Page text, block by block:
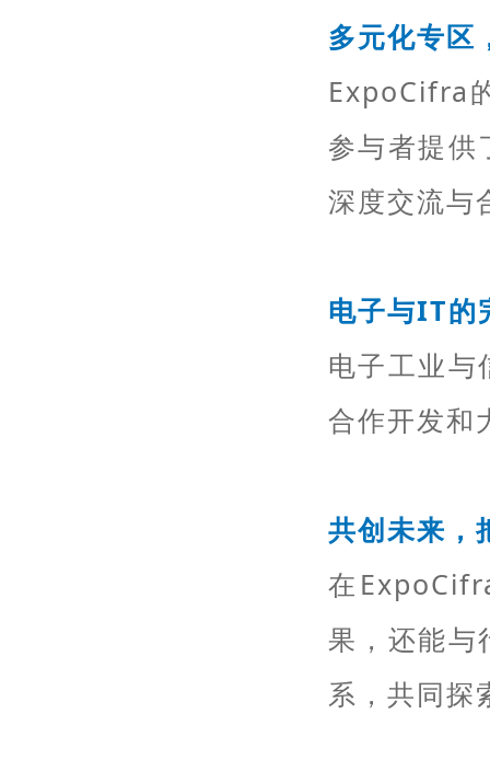
多元化专区
ExpoCifra
参与者提供
深度交流与
电子与IT的
电子工业与
合作开发和
共创未来，
在
果，还能与
系，共同探